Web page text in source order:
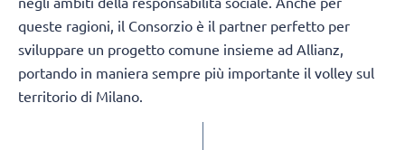
queste ragioni, il Consorzio è il partner perfetto per
sviluppare un progetto comune insieme ad Allianz,
portando in maniera sempre più importante il volley sul
territorio di Milano.